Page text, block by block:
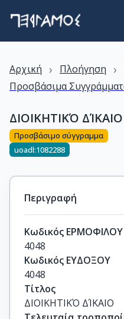
Αρχική › Πλοήγηση ›
Προσβάσιμα
ΔΙΟΙΚΗΤΙΚΌ ΔΊΚΑΙΟ
Προσβάσιμο σύγγραμμα
uoadl:1082288
Περιγραφή
Κωδικός ΕΡΜΟΦΙΛΟΥ
4048
Κωδικός ΕΥΔΟΞΟΥ
4048
Τίτλος
ΔΙΟΙΚΗΤΙΚΌ ΔΊΚΑΙΟ